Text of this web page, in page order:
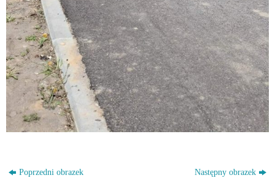
Poprzedni obrazek Następny obrazek